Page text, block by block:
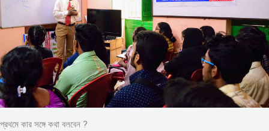
প্রথমে কার সঙ্গে কথা বলবেন ?